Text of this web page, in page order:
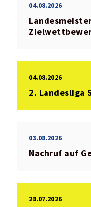
04.08.2026
04.08.2026
2. Landesliga
03.08.2026
Nachruf auf
28.07.2026